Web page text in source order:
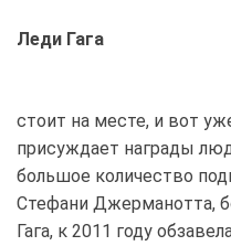
Леди Гага
стоит на месте, и вот
присуждает награды
большое количество
Стефани Джерманотта,
Гага, к 2011 году